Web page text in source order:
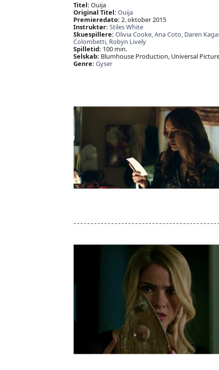
Titel: Ouija
Original Titel: Ouija
Premieredato: 2. oktober 2015
Instruktør: Stiles White
Skuespillere: Olivia Cooke,Ana Coto, Daren
Colombetti, Robyn Lively
Spilletid: 100 min.
Selskab: Blumhouse Production, Universal
Genre: Gyser